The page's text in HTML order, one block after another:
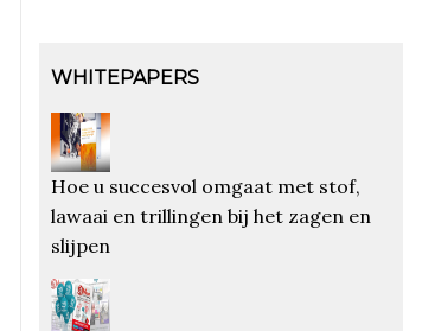
WHITEPAPERS
Hoe u succesvol omgaat met stof,
lawaai en trillingen bij het zagen en
slijpen